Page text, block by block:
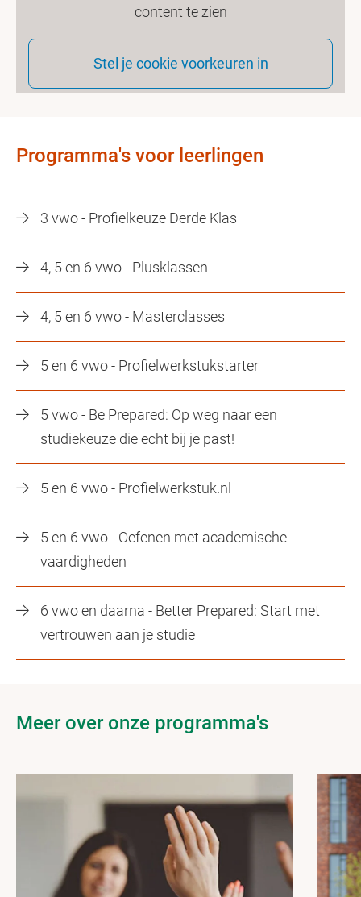
content te zien
Stel je cookie voorkeuren in
Programma's voor leerlingen
3 vwo - Profielkeuze Derde Klas
4, 5 en 6 vwo - Plusklassen
4, 5 en 6 vwo - Masterclasses
5 en 6 vwo - Profielwerkstukstarter
5 vwo - Be Prepared: Op weg naar een
studiekeuze die echt bij je past!
5 en 6 vwo - Profielwerkstuk.nl
5 en 6 vwo - Oefenen met academische
vaardigheden
6 vwo en daarna - Better Prepared: Start met
vertrouwen aan je studie
Meer over onze programma's